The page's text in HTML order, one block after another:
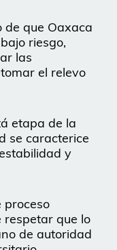
de que Oaxaca
riesgo,
las
el relevo
etapa de la
se caracterice
y
proceso
respetar que lo
de autoridad